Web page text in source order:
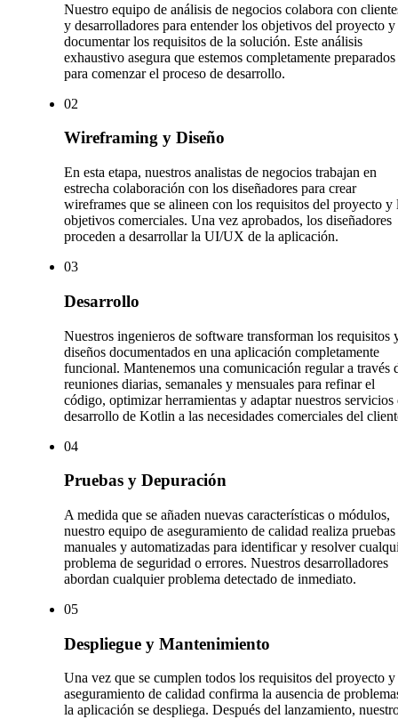
Nuestro equipo de análisis de negocios colabora con
y desarrolladores para entender los objetivos del proyecto y
documentar los requisitos de la solución. Este análisis
exhaustivo asegura que estemos completamente preparados
para comenzar el proceso de desarrollo.
02
Wireframing y Diseño
En esta etapa, nuestros analistas de negocios trabajan en
estrecha colaboración con los diseñadores para crear
wireframes que se alineen con los requisitos del proyecto y
objetivos comerciales. Una vez aprobados, los diseñadores
proceden a desarrollar la UI/UX de la aplicación.
03
Desarrollo
Nuestros ingenieros de software transforman los requisitos
diseños documentados en una aplicación completamente
funcional. Mantenemos una comunicación regular a través
reuniones diarias, semanales y mensuales para refinar el
código, optimizar herramientas y adaptar nuestros servicios
desarrollo de Kotlin a las necesidades comerciales del
04
Pruebas y Depuración
A medida que se añaden nuevas características o módulos,
nuestro equipo de aseguramiento de calidad realiza pruebas
manuales y automatizadas para identificar y resolver
problema de seguridad o errores. Nuestros desarrolladores
abordan cualquier problema detectado de inmediato.
05
Despliegue y Mantenimiento
Una vez que se cumplen todos los requisitos del proyecto y
aseguramiento de calidad confirma la ausencia de
la aplicación se despliega. Después del lanzamiento,